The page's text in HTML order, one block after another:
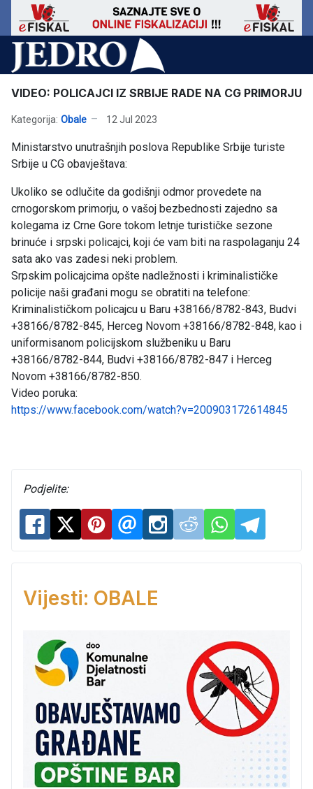
VIDEO: POLICAJCI IZ SRBIJE RADE NA CG PRIMORJU
Kategorija: Obale 12 Jul 2023
Ministarstvo unutrašnjih poslova Republike Srbije turiste
Srbije u CG obavještava:
Ukoliko se odlučite da godišnji odmor provedete na
crnogorskom primorju, o vašoj bezbednosti zajedno sa
kolegama iz Crne Gore tokom letnje turističke sezone
brinuće i srpski policajci, koji će vam biti na raspolaganju 24
sata ako vas zadesi neki problem.
Srpskim policajcima opšte nadležnosti i kriminalističke
policije naši građani mogu se obratiti na telefone:
Kriminalističkom policajcu u Baru +38166/8782-843, Budvi
+38166/8782-845, Herceg Novom +38166/8782-848, kao i
uniformisanom policijskom službeniku u Baru
+38166/8782-844, Budvi +38166/8782-847 i Herceg
Novom +38166/8782-850.
Video poruka:
https://www.facebook.com/watch?v=200903172614845
Podjelite:
Vijesti: OBALE